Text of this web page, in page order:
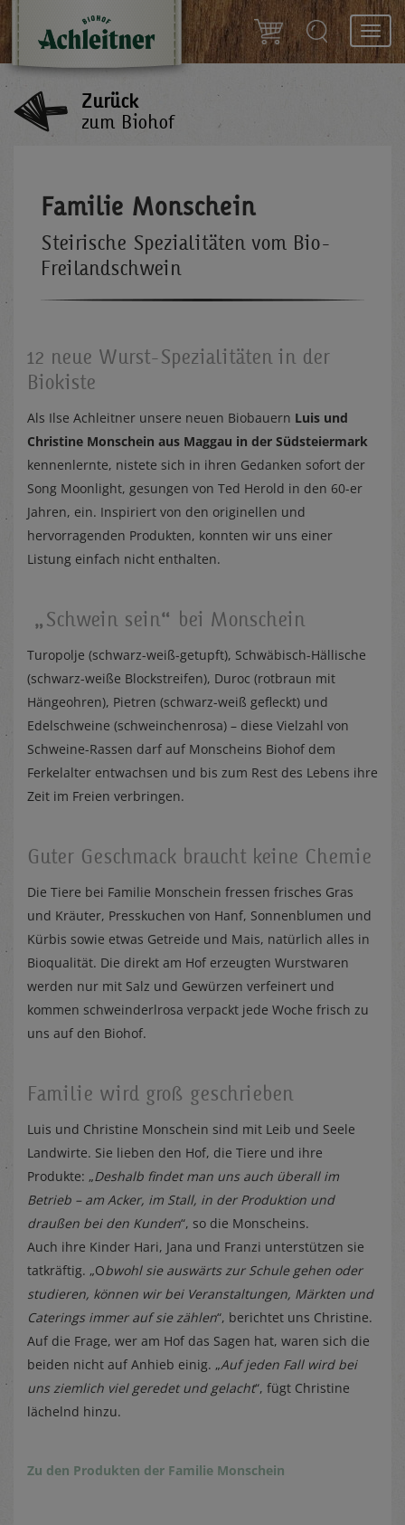
Zurück
zum Biohof
Familie Monschein
Steirische Spezialitäten vom Bio-
Freilandschwein
12 neue Wurst-Spezialitäten in der
Biokiste
Als Ilse Achleitner unsere neuen Biobauern Luis und
Christine Monschein aus Maggau in der Südsteiermark
kennenlernte, nistete sich in ihren Gedanken sofort der
Song Moonlight, gesungen von Ted Herold in den 60-er
Jahren, ein. Inspiriert von den originellen und
hervorragenden Produkten, konnten wir uns einer
Listung einfach nicht enthalten.
„Schwein sein“ bei Monschein
Turopolje (schwarz-weiß-getupft), Schwäbisch-Hällische
(schwarz-weiße Blockstreifen), Duroc (rotbraun mit
Hängeohren), Pietren (schwarz-weiß gefleckt) und
Edelschweine (schweinchenrosa) – diese Vielzahl von
Schweine-Rassen darf auf Monscheins Biohof dem
Ferkelalter entwachsen und bis zum Rest des Lebens ihre
Zeit im Freien verbringen.
Guter Geschmack braucht keine Chemie
Die Tiere bei Familie Monschein fressen frisches Gras
und Kräuter, Presskuchen von Hanf, Sonnenblumen und
Kürbis sowie etwas Getreide und Mais, natürlich alles in
Bioqualität. Die direkt am Hof erzeugten Wurstwaren
werden nur mit Salz und Gewürzen verfeinert und
kommen schweinderlrosa verpackt jede Woche frisch zu
uns auf den Biohof.
Familie wird groß geschrieben
Luis und Christine Monschein sind mit Leib und Seele
Landwirte. Sie lieben den Hof, die Tiere und ihre
Produkte: „Deshalb findet man uns auch überall im
Betrieb – am Acker, im Stall, in der Produktion und
draußen bei den Kunden“, so die Monscheins.
Auch ihre Kinder Hari, Jana und Franzi unterstützen sie
tatkräftig. „Obwohl sie auswärts zur Schule gehen oder
studieren, können wir bei Veranstaltungen, Märkten und
Caterings immer auf sie zählen“, berichtet uns Christine.
Auf die Frage, wer am Hof das Sagen hat, waren sich die
beiden nicht auf Anhieb einig. „Auf jeden Fall wird bei
uns ziemlich viel geredet und gelacht“, fügt Christine
lächelnd hinzu.
Zu den Produkten der Familie Monschein